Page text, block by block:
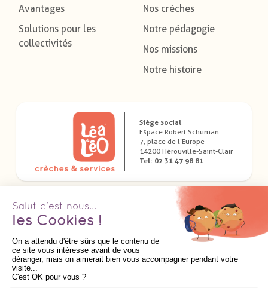
Avantages
Solutions pour les
collectivités
Nos crèches
Notre pédagogie
Nos missions
Notre histoire
Siège social
Espace Robert Schuman
7, place de l’Europe
14200 Hérouville-Saint-Clair
Tel: 02 31 47 98 81
Télécharger nos applications dédiées